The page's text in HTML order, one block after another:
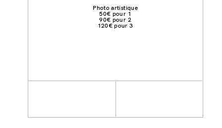
Photo artistique
50€ pour 1
90€ pour 2
120€ pour 3